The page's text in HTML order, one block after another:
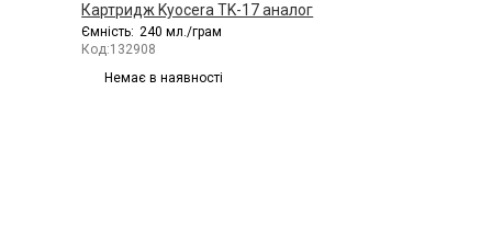
Код:132908
Немає в наявності
Картридж Kyocera TK-17 аналог
Ємність: 240 мл./грам